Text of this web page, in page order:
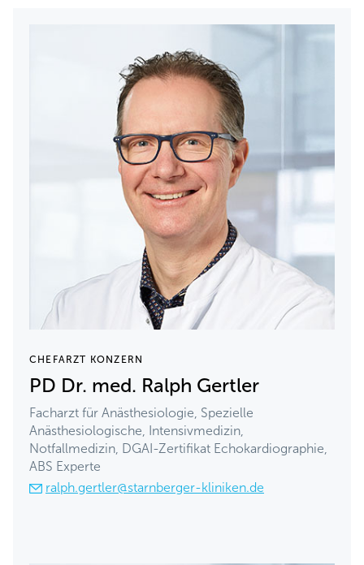
CHEFARZT KONZERN
PD Dr. med. Ralph Gertler
Facharzt für Anästhesiologie, Spezielle
Anästhesiologische, Intensivmedizin,
Notfallmedizin, DGAI-Zertifikat Echokardiographie,
ABS Experte
ralph.gertler@starnberger-kliniken.de